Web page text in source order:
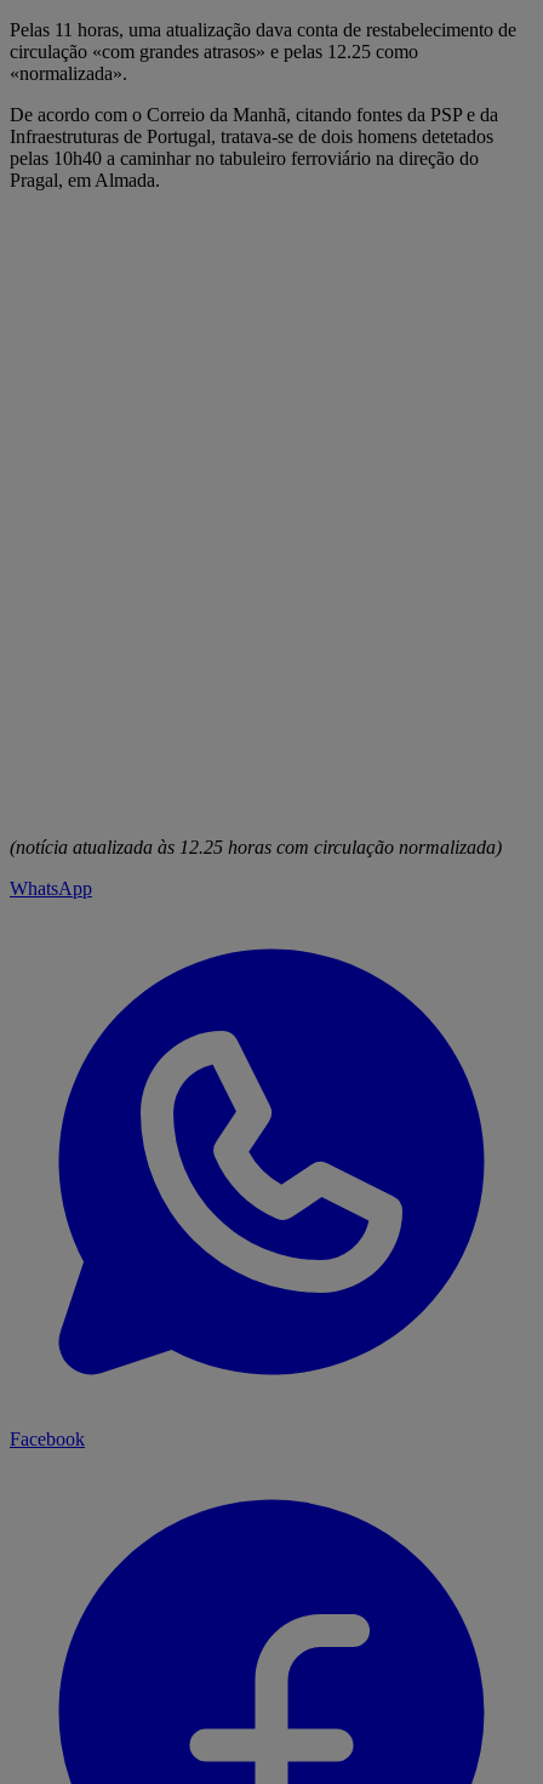
Pelas 11 horas, uma atualização dava conta de restabelecimento de
circulação «com grandes atrasos» e pelas 12.25 como
«normalizada».
De acordo com o Correio da Manhã, citando fontes da PSP e da
Infraestruturas de Portugal, tratava-se de dois homens detetados
pelas 10h40 a caminhar no tabuleiro ferroviário na direção do
Pragal, em Almada.
(notícia atualizada às 12.25 horas com circulação normalizada)
WhatsApp
Facebook